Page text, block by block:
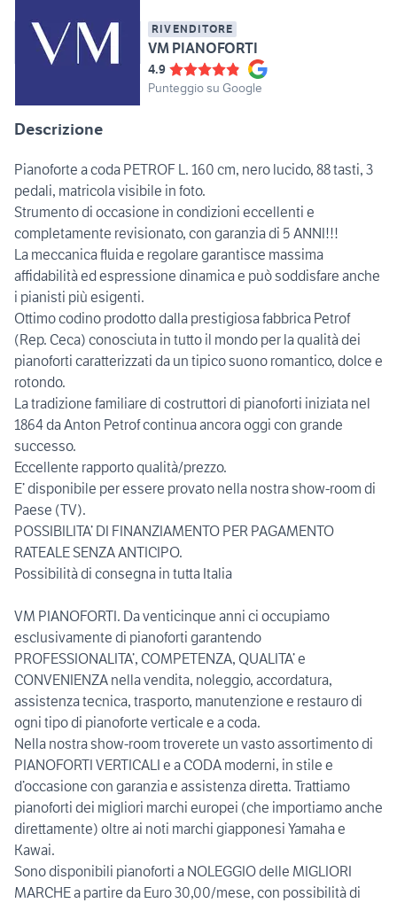
RIVENDITORE
VM PIANOFORTI
4.9
Punteggio su Google
Descrizione
Pianoforte a coda PETROF L. 160 cm, nero lucido, 88 tasti, 3
pedali, matricola visibile in foto.
Strumento di occasione in condizioni eccellenti e
completamente revisionato, con garanzia di 5 ANNI!!!
La meccanica fluida e regolare garantisce massima
affidabilità ed espressione dinamica e può soddisfare anche
i pianisti più esigenti.
Ottimo codino prodotto dalla prestigiosa fabbrica Petrof
(Rep. Ceca) conosciuta in tutto il mondo per la qualità dei
pianoforti caratterizzati da un tipico suono romantico, dolce e
rotondo.
La tradizione familiare di costruttori di pianoforti iniziata nel
1864 da Anton Petrof continua ancora oggi con grande
successo.
Eccellente rapporto qualità/prezzo.
E’ disponibile per essere provato nella nostra show-room di
Paese (TV).
POSSIBILITA’ DI FINANZIAMENTO PER PAGAMENTO
RATEALE SENZA ANTICIPO.
Possibilità di consegna in tutta Italia
VM PIANOFORTI. Da venticinque anni ci occupiamo
esclusivamente di pianoforti garantendo
PROFESSIONALITA’, COMPETENZA, QUALITA’ e
CONVENIENZA nella vendita, noleggio, accordatura,
assistenza tecnica, trasporto, manutenzione e restauro di
ogni tipo di pianoforte verticale e a coda.
Nella nostra show-room troverete un vasto assortimento di
PIANOFORTI VERTICALI e a CODA moderni, in stile e
d’occasione con garanzia e assistenza diretta. Trattiamo
pianoforti dei migliori marchi europei (che importiamo anche
direttamente) oltre ai noti marchi giapponesi Yamaha e
Kawai.
Sono disponibili pianoforti a NOLEGGIO delle MIGLIORI
MARCHE a partire da Euro 30,00/mese, con possibilità di